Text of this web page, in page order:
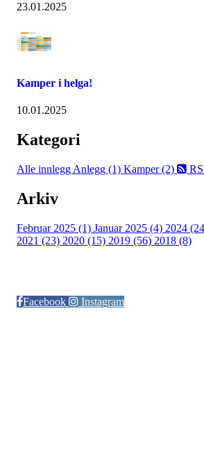
23.01.2025
Kamper i helga!
10.01.2025
Kategori
Alle innlegg Anlegg (1) Kamper (2)
Arkiv
Februar 2025 (1) Januar 2025 (4) 2024
2021 (23) 2020 (15) 2019 (56) 2018 (8)
Facebook
Instagram